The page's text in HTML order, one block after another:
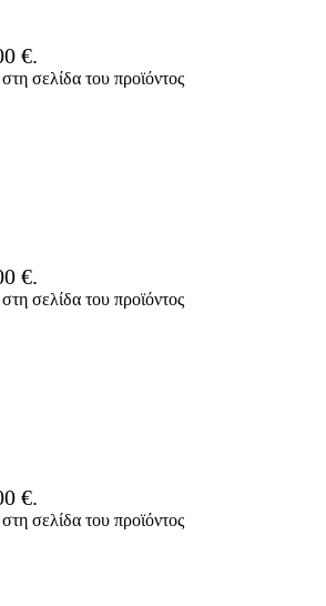
€.
σελίδα του προϊόντος
€.
σελίδα του προϊόντος
€.
σελίδα του προϊόντος